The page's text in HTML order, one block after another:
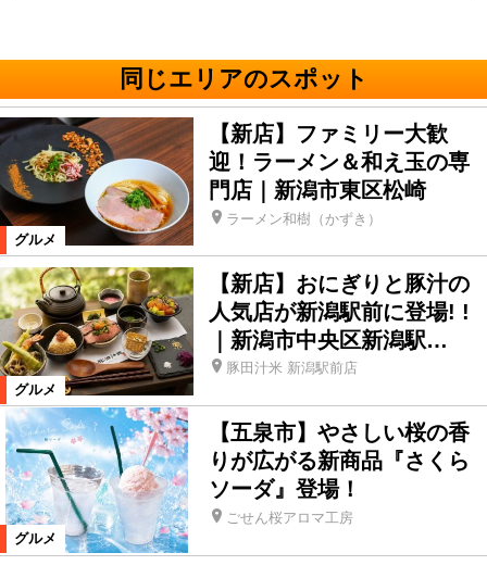
同じエリアのスポット
グルメ
【新店】ファミリー大歓
迎！ラーメン＆和え玉の専
門店｜新潟市東区松崎
ラーメン和樹（かずき）
グルメ
【新店】おにぎりと豚汁の
人気店が新潟駅前に登場! !
｜新潟市中央区新潟駅…
豚田汁米 新潟駅前店
グルメ
【五泉市】やさしい桜の香
りが広がる新商品『さくら
ソーダ』登場！
ごせん桜アロマ工房